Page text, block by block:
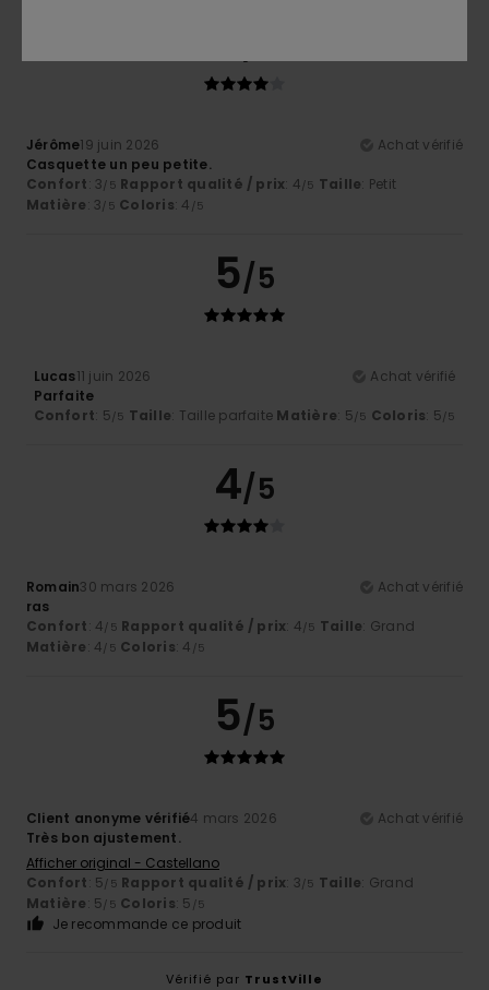
Jérôme19 juin 2026
Achat vérifié
Casquette un peu petite.
Confort: 3/5 Rapport qualité / prix: 4/5 Taille: Petit
Matière: 3/5 Coloris: 4 /5
5/5
Lucas11 juin 2026
Achat vérifié
Parfaite
Confort: 5/5 Taille: Taille parfaite Matière: 5/5 Coloris: 5/5
4/5
Romain30 mars 2026
Achat vérifié
ras
Confort: 4/5 Rapport qualité / prix: 4/5 Taille: Grand
Matière: 4/5 Coloris: 4 /5
5/5
Client anonyme vérifié4 mars 2026
Achat vérifié
Très bon ajustement.
Afficher original - Castellano
Confort: 5/5 Rapport qualité / prix: 3/5 Taille: Grand
Matière: 5/5 Coloris: 5 /5
Je recommande ce produit
Vérifié par TrustVille